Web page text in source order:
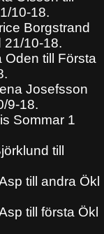
10-18.
Borgstrand
21/10-18.
Oden till Första
Josefsson
9-18.
Sommar 1
till
till andra Ökl
till första Ökl